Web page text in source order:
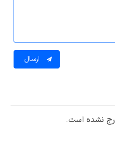
ارسال
نشده است.